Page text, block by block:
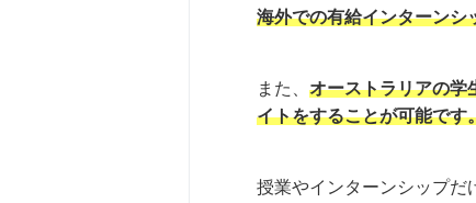
海外での有給インターンシ
また、 オーストラリアの学
イトをすることが可能です
授業やインターンシップだ